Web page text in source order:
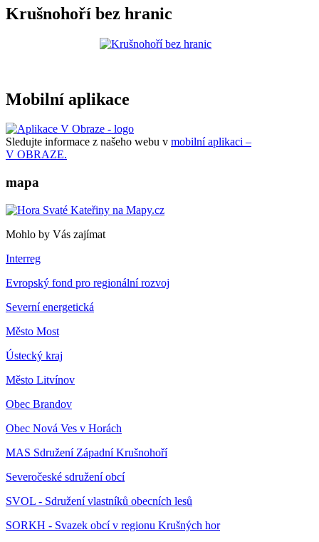
Krušnohoří bez hranic
Mobilní aplikace
Sledujte informace z našeho webu v mobilní aplikaci –
V OBRAZE.
mapa
Mohlo by Vás zajímat
Interreg
Evropský fond pro regionální rozvoj
Severní energetická
Město Most
Ústecký kraj
Město Litvínov
Obec Brandov
Obec Nová Ves v Horách
MAS Sdružení Západní Krušnohoří
Severočeské sdružení obcí
SVOL - Sdružení vlastníků obecních lesů
SORKH - Svazek obcí v regionu Krušných hor